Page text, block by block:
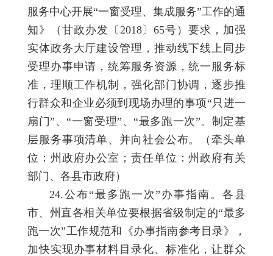
服务中心开展“一窗受理、集成服务”工作的通
知》（甘政办发〔2018〕65号）要求，加强
实体政务大厅建设管理，推动线下线上同步
受理办事申请，统筹服务资源，统一服务标
准，理顺工作机制，强化部门协调，逐步推
行群众和企业必须到现场办理的事项“只进一
扇门”、“一窗受理”、“最多跑一次”。制定基
层服务事项清单、并向社会公布。（牵头单
位：州政府办公室；责任单位：州政府有关
部门、各县市政府）
24.公布“最多跑一次”办事指南。各县
市、州直各相关单位要根据省级制定的“最多
跑一次”工作规范和《办事指南参考目录》，
加快实现办事材料目录化、标准化，让群众